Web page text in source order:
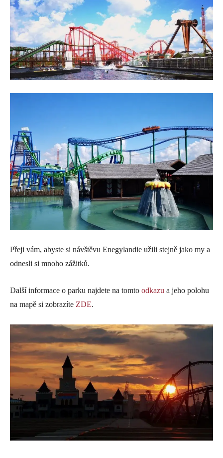
Přeji vám, abyste si návštěvu Enegylandie užili stejně jako my a
odnesli si mnoho zážitků.
Další informace o parku najdete na tomto odkazu a jeho polohu
na mapě si zobrazíte ZDE.